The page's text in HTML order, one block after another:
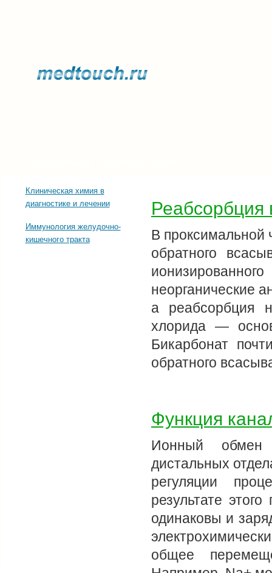
Клиническая химия в
диагностике и лечении
Иммунология желудочно-
кишечного тракта
Реабсорбция
В проксимальной
обратного
неорганические
а реабсорбция
хлорида —
Бикарбонат
обратного
Функция
Ионный обмен
дистальных
регуляции
результате
одинаковы и
общее